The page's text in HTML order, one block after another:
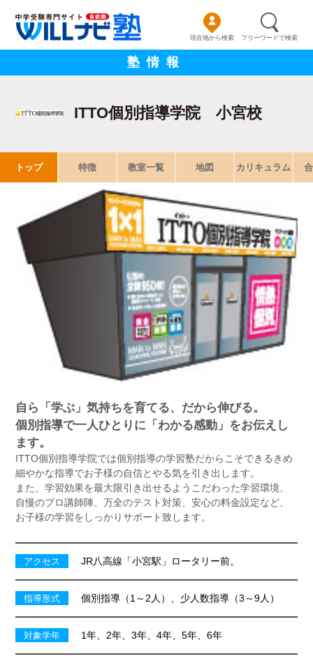
現在地から検索 フリーワードで検索
塾情報
ITTO個別指導学院 小宮校
トップ 特徴 教室一覧 地図 カリキュラム
自ら「学ぶ」気持ちを育てる、だから伸びる。
個別指導で一人ひとりに「わかる感動」をお伝えし
ます。
ITTO個別指導学院では個別指導の学習塾だからこそできるきめ
細やかな指導でお子様の自信とやる気を引き出します。
また、学習効果を最大限引き出せるようこだわった学習環境、
自慢のプロ講師陣、万全のテスト対策、安心の料金設定など、
お子様の学習をしっかりサポート致します。
アクセス JR八高線「小宮駅」ロータリー前。
指導形式 個別指導（1～2人）、少人数指導（3～9人）
対象学年 1年、2年、3年、4年、5年、6年